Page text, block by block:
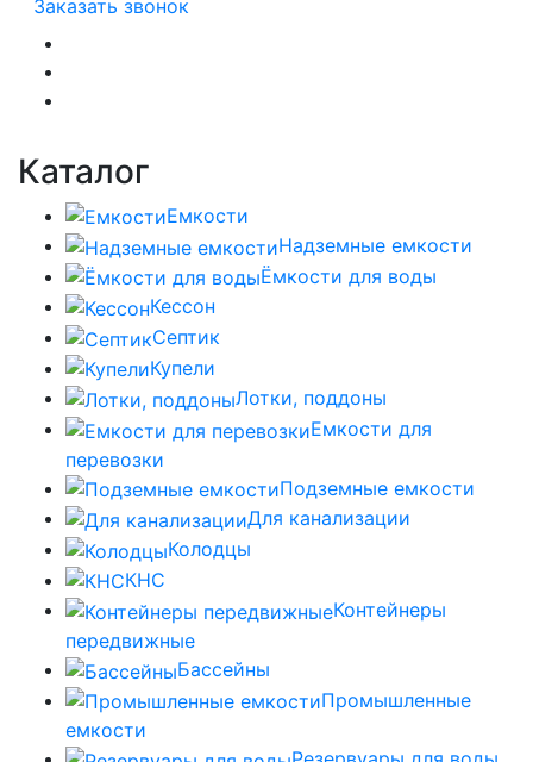
Заказать звонок
Каталог
Емкости
Надземные емкости
Ёмкости для воды
Кессон
Септик
Купели
Лотки, поддоны
Емкости для
перевозки
Подземные емкости
Для канализации
Колодцы
КНС
Контейнеры
передвижные
Бассейны
Промышленные
емкости